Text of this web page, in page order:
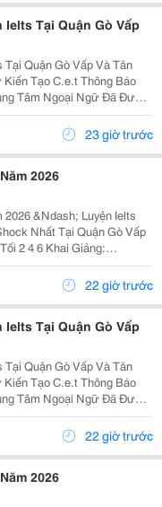
Ielts Tại Quận Gò Vấp
Tại Quận Gò Vấp Và Tân
Về Chương Trình Anh Văn
Học Thuật Ielts &Ndash; Toefl Ibt. Trung Tâm...23 giờ trước
2026
&Ndash; Luyện Ielts
22 giờ trước
Ielts Tại Quận Gò Vấp
Tại Quận Gò Vấp Và Tân
Về Chương Trình Anh Văn
Học Thuật Ielts &Ndash; Toefl Ibt. Trung Tâm...22 giờ trước
2026